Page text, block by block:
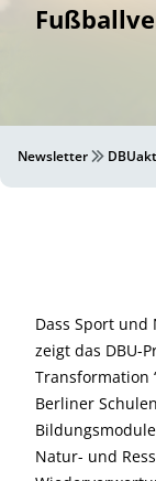
Newsletter
Dass Sport
zeigt das DBU-
Transformation
Berliner
Natur- und